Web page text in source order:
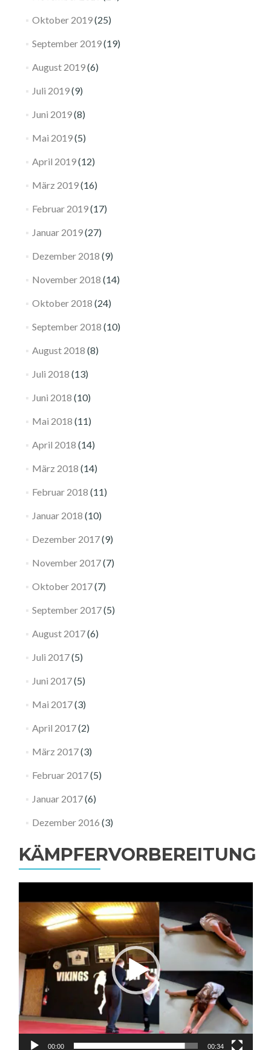
Oktober 2019(25)
September 2019(19)
August 2019(6)
Juli 2019(9)
Juni 2019(8)
Mai 2019(5)
April 2019(12)
März 2019(16)
Februar 2019(17)
Januar 2019(27)
Dezember 2018 (9)
November 2018 (14)
Oktober 2018 (24)
September 2018 (10)
August 2018 (8)
Juli 2018 (13)
Juni 2018 (10)
Mai 2018 (11)
April 2018 (14)
März 2018 (14)
Februar 2018 (11)
Januar 2018 (10)
Dezember 2017(9)
November 2017(7)
Oktober 2017(7)
September 2017(5)
August 2017(6)
Juli 2017(5)
Juni 2017(5)
Mai 2017(3)
April 2017(2)
März 2017(3)
Februar 2017(5)
Januar 2017(6)
Dezember 2016 (3)
KÄMPFERVORBEREITUNG
Player
00:00 00:34